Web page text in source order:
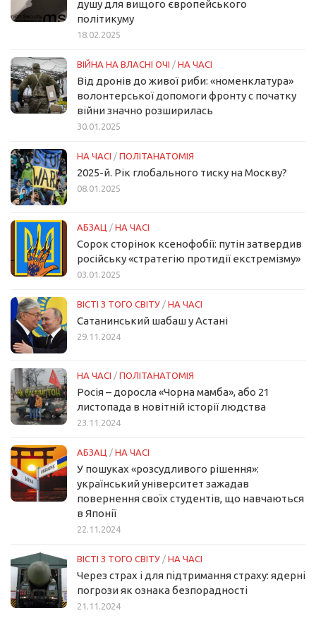
душу для вищого європейського
політикуму
18.02.2025
ВІЙНА НА ВЛАСНІ ОЧІ / НА ЧАСІ
Від дронів до живої риби: «номенклатура»
волонтерської допомоги фронту с початку
війни значно розширилась
30.01.2025
НА ЧАСІ / ПОЛІТАНАТОМІЯ
2025-й. Рік глобального тиску на Москву?
08.01.2025
АБЗАЦ / НА ЧАСІ
Сорок сторінок ксенофобії: путін затвердив
російську «стратегію протидії екстремізму»
03.01.2025
ВІСТІ З ТОГО СВІТУ / НА ЧАСІ
Сатанинський шабаш у Астані
29.11.2024
НА ЧАСІ / ПОЛІТАНАТОМІЯ
Росія – доросла «Чорна мамба», або 21
листопада в новітній історії людства
23.11.2024
АБЗАЦ / НА ЧАСІ
У пошуках «розсудливого рішення»:
український університет зажадав
повернення своїх студентів, що навчаються
в Японії
22.11.2024
ВІСТІ З ТОГО СВІТУ / НА ЧАСІ
Через страх і для підтримання страху: ядерні
погрози як ознака безпорадності
21.11.2024